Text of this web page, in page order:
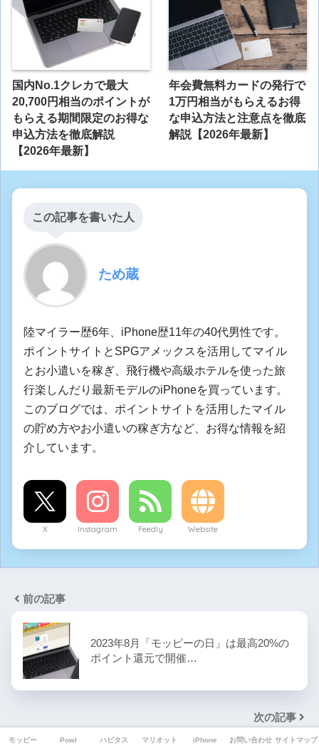
国内No.1クレカで最大
20,700円相当のポイントが
もらえる期間限定のお得な
申込方法を徹底解説
【2026年最新】
年会費無料カードの発行で
1万円相当がもらえるお得
な申込方法と注意点を徹底
解説【2026年最新】
この記事を書いた人
ため蔵
陸マイラー歴6年、iPhone歴11年の40代男性です。
ポイントサイトとSPGアメックスを活用してマイル
とお小遣いを稼ぎ、飛行機や高級ホテルを使った旅
行楽しんだり最新モデルのiPhoneを買っています。
このブログでは、ポイントサイトを活用したマイル
の貯め方やお小遣いの稼ぎ方など、お得な情報を紹
介しています。
X Instagram Feedly Website
前の記事
2023年8月「モッピーの日」は最高20%の
ポイント還元で開催…
次の記事
モッピー Powl ハピタス マリオット iPhone お問い合わせ サイトマップ